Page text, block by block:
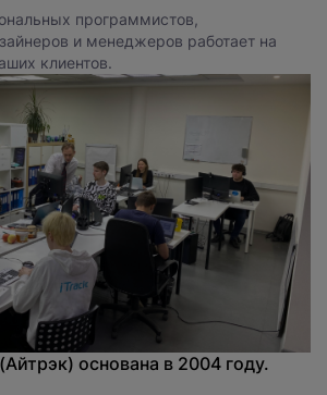
программистов,
и менеджеров работает на
клиентов.
основана в 2004 году.
вы даетесогласие на обработку
и соглашаетесь с
.
продаж
кадров